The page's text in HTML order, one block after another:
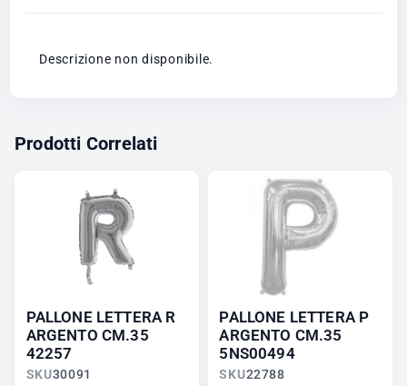
Descrizione non disponibile.
Prodotti Correlati
PALLONE LETTERA R
ARGENTO CM.35
42257
SKU30091
PALLONE LETTERA P
ARGENTO CM.35
5NS00494
SKU22788